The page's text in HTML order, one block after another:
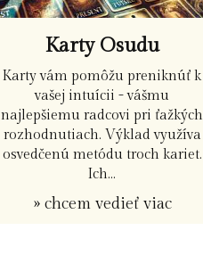
Karty Osudu
Karty vám pomôžu preniknúť k
vašej intuícii - vášmu
najlepšiemu radcovi pri ťažkých
rozhodnutiach. Výklad využíva
osvedčenú metódu troch kariet.
Ich...
» chcem vedieť viac